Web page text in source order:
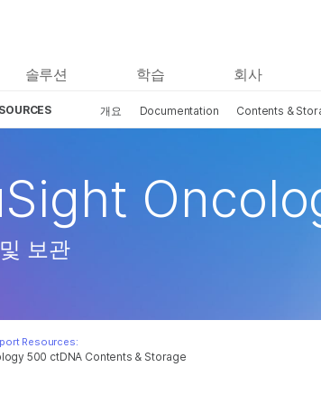
솔루션 학습 회사
개요 Documentation Contents &
500 ctDNA Contents & Storage
보관
Resources: